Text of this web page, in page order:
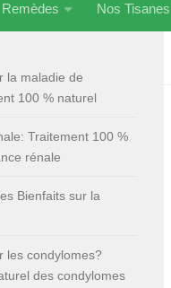
Remèdes Nos Tisanes
la maladie de
100 % naturel
Traitement 100 %
rénale
Bienfaits sur la
les condylomes?
des condylomes